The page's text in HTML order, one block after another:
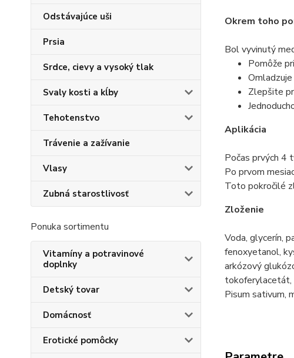
Odstávajúce uši
Prsia
Srdce, cievy a vysoký tlak
Svaly kosti a kĺby
Tehotenstvo
Trávenie a zažívanie
Vlasy
Zubná starostlivosť
Ponuka sortimentu
Vitamíny a potravinové
doplnky
Detský tovar
Domácnosť
Erotické pomôcky
Okrem toho
Bol vyvinutý
Pomôže
Zlepšite
Aplikácia
Počas prvých 4
Po prvom
Toto pokročilé
Zloženie
Voda, glycerín,
fenoxyetanol,
arkózový
tokoferylacetát,
Pisum sativum,